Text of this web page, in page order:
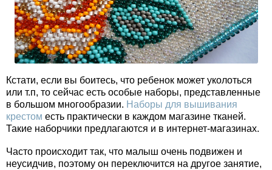
Кстати, если вы боитесь, что ребенок может уколоться
или т.п, то сейчас есть особые наборы, представленные
в большом многообразии. Наборы для вышивания
крестом есть практически в каждом магазине тканей.
Такие наборчики предлагаются и в интернет-магазинах.
Часто происходит так, что малыш очень подвижен и
неусидчив, поэтому он переключится на другое занятие,